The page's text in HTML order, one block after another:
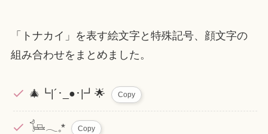
「トナカイ」を表す絵文字と特殊記号、顔文字の
組み合わせをまとめました。
🎄┗|´･_●･|┛🌟 Copy
𓍄𓂃𓈒* Copy